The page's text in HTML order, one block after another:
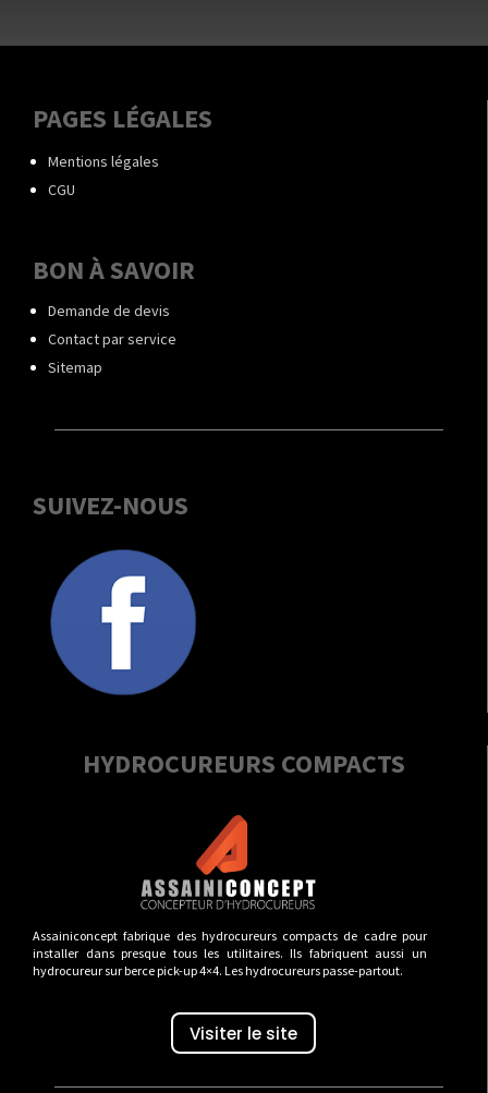
PAGES LÉGALES
Mentions légales
CGU
BON À SAVOIR
Demande de devis
Contact par service
Sitemap
SUIVEZ-NOUS
HYDROCUREURS COMPACTS
Assainiconcept fabrique des hydrocureurs compacts de cadre pour
installer dans presque tous les utilitaires. Ils fabriquent aussi un
hydrocureur sur berce pick-up 4×4. Les hydrocureurs passe-partout.
Visiter le site